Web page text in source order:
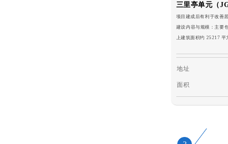
三里亭单元（
项目建成后有利于改善
建设内容与规模：主要
上建筑面积约 25217
地址
面积